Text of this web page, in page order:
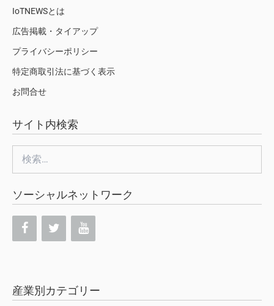
IoTNEWSとは
広告掲載・タイアップ
プライバシーポリシー
特定商取引法に基づく表示
お問合せ
サイト内検索
ソーシャルネットワーク
産業別カテゴリー